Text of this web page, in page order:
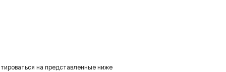
на представленные ниже